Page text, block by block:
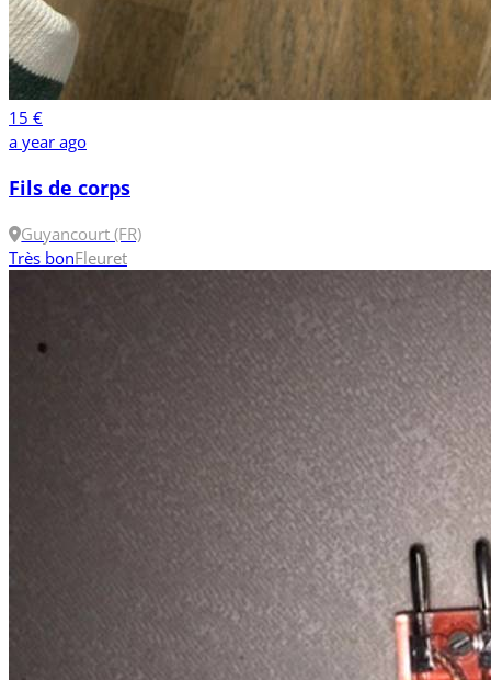
15 €
a year ago
Fils de corps
Guyancourt (FR)
Très bonFleuret